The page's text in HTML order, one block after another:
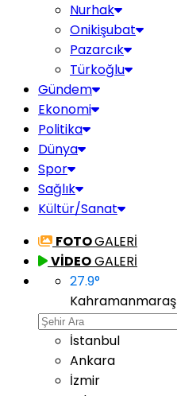
Nurhak
Onikişubat
Pazarcık
Türkoğlu
Gündem
Ekonomi
Politika
Dünya
Spor
Sağlık
Kültür/Sanat
FOTOGALERİ
VİDEOGALERİ
27.9°
Kahramanmaraş
İstanbul
Ankara
İzmir